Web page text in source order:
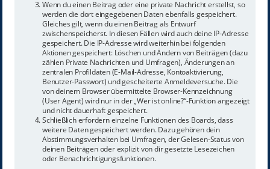
Wenn du einen Beitrag oder eine private Nachricht erstellst, so
werden die dort eingegebenen Daten ebenfalls gespeichert.
Gleiches gilt, wenn du einen Beitrag als Entwurf
zwischenspeicherst. In diesen Fällen wird auch deine IP-Adresse
gespeichert. Die IP-Adresse wird weiterhin bei folgenden
Aktionen gespeichert: Löschen und Ändern von Beiträgen (dazu
zählen Private Nachrichten und Umfragen), Änderungen an
zentralen Profildaten (E-Mail-Adresse, Kontoaktivierung,
Benutzer-Passwort) und gescheiterte Anmeldeversuche. Die
von deinem Browser übermittelte Browser-Kennzeichnung
(User Agent) wird nur in der „Wer ist online?“-Funktion angezeigt
und nicht dauerhaft gespeichert.
Schließlich erfordern einzelne Funktionen des Boards, dass
weitere Daten gespeichert werden. Dazu gehören dein
Abstimmungsverhalten bei Umfragen, der Gelesen-Status von
deinen Beiträgen oder explizit von dir gesetzte Lesezeichen
oder Benachrichtigungsfunktionen.